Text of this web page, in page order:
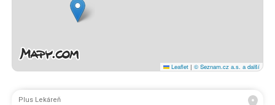
Leaflet | © Seznam.cz a.s. a další
Plus Lekáreň